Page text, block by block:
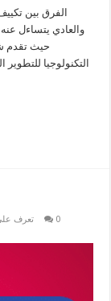
الفرق بين
والعادي يتساءل
حيث تقدم
التكنولوجيا
تعرف
0